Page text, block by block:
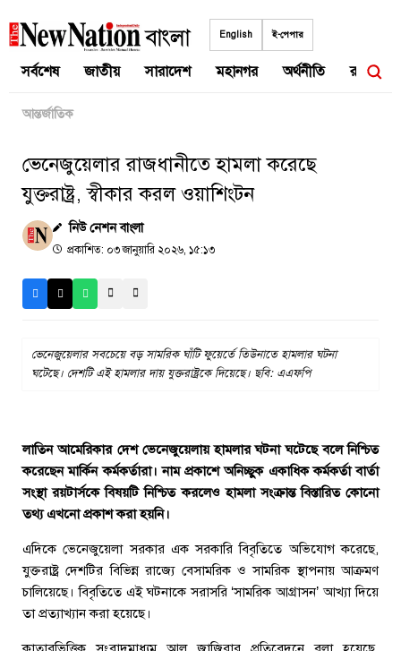
to
English ই-পেপার
সর্বশেষ জাতীয় সারাদেশ মহানগর অর্থনীতি রাজনীতি
আন্তর্জাতিক
ভেনেজুয়েলার রাজধানীতে হামলা করেছে
যুক্তরাষ্ট্র, স্বীকার করল ওয়াশিংটন
নিউ নেশন বাংলা
প্রকাশিত: ০৩ জানুয়ারি ২০২৬, ১৫:১৩
ভেনেজুয়েলার সবচেয়ে বড় সামরিক ঘাঁটি ফুয়ের্তে তিউনাতে হামলার ঘটনা
ঘটেছে। দেশটি এই হামলার দায় যুক্তরাষ্ট্রকে দিয়েছে। ছবি: এএফপি
লাতিন আমেরিকার দেশ ভেনেজুয়েলায় হামলার ঘটনা ঘটেছে বলে নিশ্চিত
করেছেন মার্কিন কর্মকর্তারা। নাম প্রকাশে অনিচ্ছুক একাধিক কর্মকর্তা বার্তা
সংস্থা রয়টার্সকে বিষয়টি নিশ্চিত করলেও হামলা সংক্রান্ত বিস্তারিত কোনো
তথ্য এখনো প্রকাশ করা হয়নি।
এদিকে ভেনেজুয়েলা সরকার এক সরকারি বিবৃতিতে অভিযোগ করেছে,
যুক্তরাষ্ট্র দেশটির বিভিন্ন রাজ্যে বেসামরিক ও সামরিক স্থাপনায় আক্রমণ
চালিয়েছে। বিবৃতিতে এই ঘটনাকে সরাসরি ‘সামরিক আগ্রাসন’ আখ্যা দিয়ে
তা প্রত্যাখ্যান করা হয়েছে।